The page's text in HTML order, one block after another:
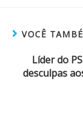
VOCÊ
Líder do
desculpas